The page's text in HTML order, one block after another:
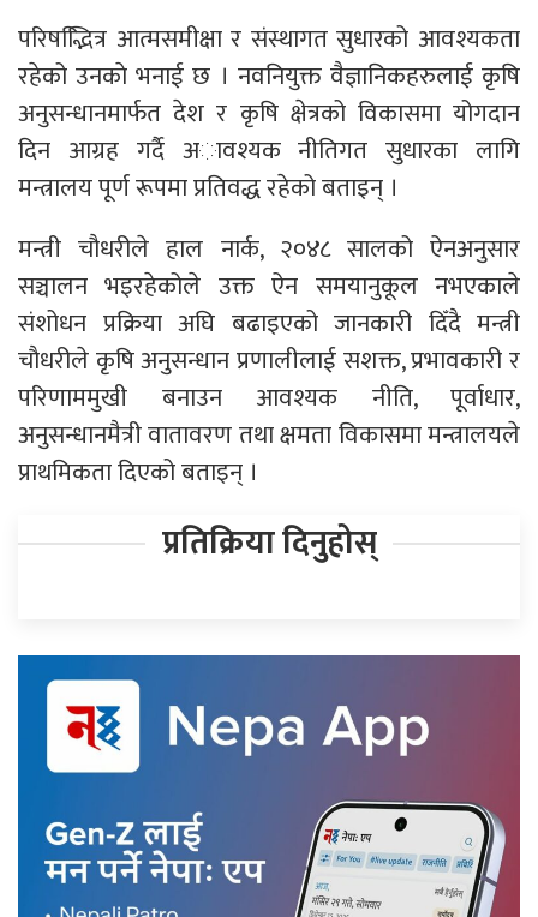
परिषद्भिित्र आत्मसमीक्षा र संस्थागत सुधारको आवश्यकता
रहेको उनकाे भनाई छ । नवनियुक्त वैज्ञानिकहरुलाई कृषि
अनुसन्धानमार्फत देश र कृषि क्षेत्रको विकासमा योगदान
दिन आग्रह गर्दै अावश्यक नीतिगत सुधारका लागि
मन्त्रालय पूर्ण रूपमा प्रतिवद्ध रहेको बताइन् ।
मन्त्री चौधरीले हाल नार्क, २०४८ सालको ऐनअनुसार
सञ्चालन भइरहेकोले उक्त ऐन समयानुकूल नभएकाले
संशोधन प्रक्रिया अघि बढाइएको जानकारी दिँदै मन्त्री
चाैधरीले कृषि अनुसन्धान प्रणालीलाई सशक्त, प्रभावकारी र
परिणाममुखी बनाउन आवश्यक नीति, पूर्वाधार,
अनुसन्धानमैत्री वातावरण तथा क्षमता विकासमा मन्त्रालयले
प्राथमिकता दिएको बताइन् ।
प्रतिक्रिया दिनुहोस्